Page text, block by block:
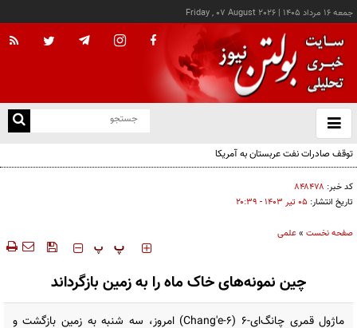
جمعه ۱۶ مرداد ۱۴۰۵ |
Friday , 07 August 2026
باز
و
توقف صادرات نفت عربستان به آمریکا
کد خبر: ۸۴۸۴۷۸
تاریخ انتشار: ۰۵ تير ۱۴۰۳ - ۲۰:۳۹
صفحه نخست »علمی
‍‍‍ پ پ
چین نمونه‌های خاک ماه را به زمین بازگرداند
ماژول قمری چانگ‌ای-۶ (Chang'e-6) امروز، سه شنبه به زمین بازگشت و